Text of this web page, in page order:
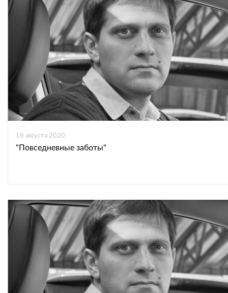
ВКонтактеОдноклассниках
18 августа 2020
"Повседневные заботы"